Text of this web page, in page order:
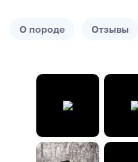
О породе Отзывы